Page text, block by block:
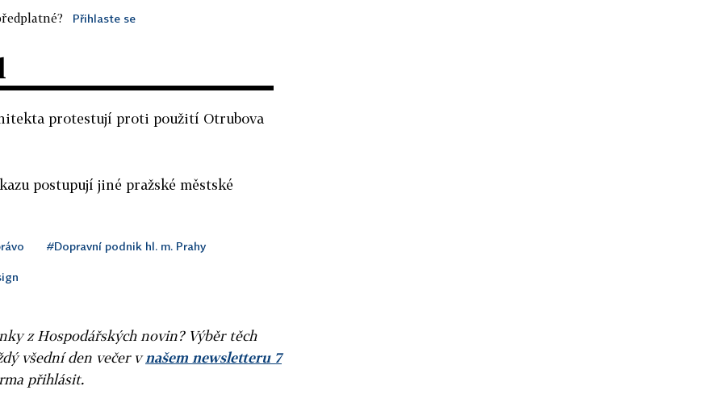
Přihlaste se
protestují proti použití Otrubova
postupují jiné pražské městské
#Dopravní podnik hl. m. Prahy
z Hospodářských novin? Výběr těch
všední den večer vnašem newsletteru 7
přihlásit.